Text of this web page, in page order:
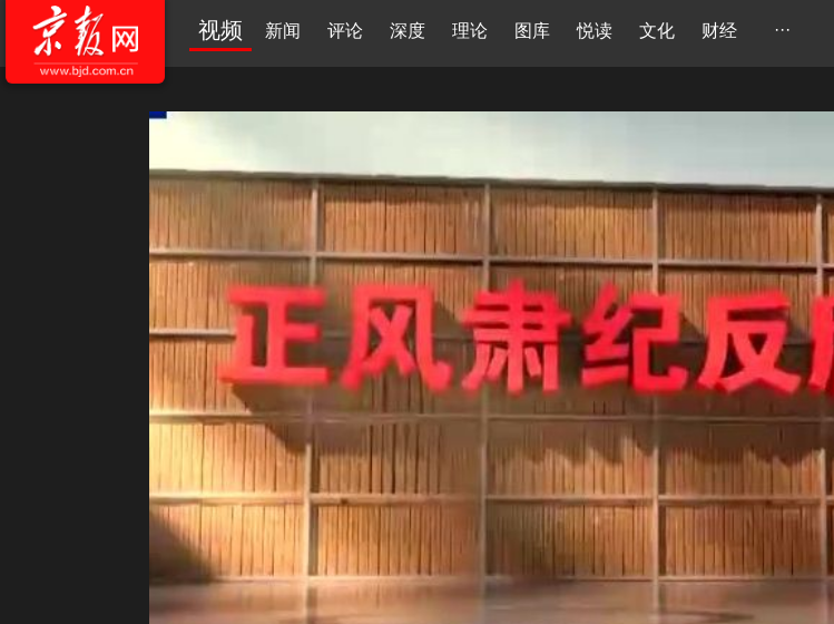
视频 新闻 评论 深度 理论 图库 悦读 文化 财经 ···